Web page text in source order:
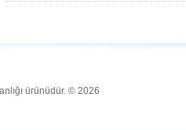
ürünüdür. © 2026